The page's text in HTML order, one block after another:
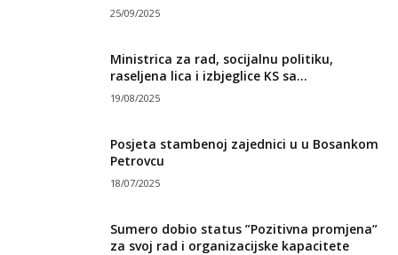
25/09/2025
Ministrica za rad, socijalnu politiku,
raseljena lica i izbjeglice KS sa...
19/08/2025
Posjeta stambenoj zajednici u u Bosankom
Petrovcu
18/07/2025
Sumero dobio status ”Pozitivna promjena”
za svoj rad i organizacijske kapacitete